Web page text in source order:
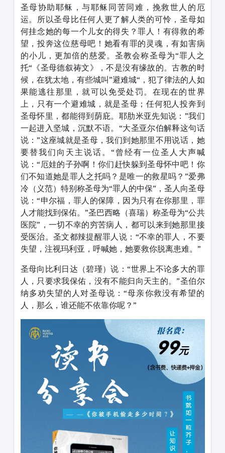
圣母协助耶稣，与耶稣同苦同难，挽救世人的厄
运。所以圣母比任何人更了解人类的可怜，圣母如
何挂念她的每一个儿女的得失？罪人！有得救的希
望，投奔这位慈母吧！她看有罪的灵魂，有如害病
的小儿，更加倍的慈爱。圣教会称圣母为“罪人之
托“《圣母德叙祷文》，不是没有缘故的。古教的时
候，在犹太地，有些城叫”避难城“，犯了律法的人如
果能逃往那里，就可以免受处罚。在现在的世界
上，只有一个避难城，就是圣母；任何犯人投奔到
圣母怀里，都能得到荫庇。耶肋米亚先知说：”我们
一起进入坚城，沉默不语。“大圣亚尔伯解释这句话
说：”这座城就是圣母，我们到她那里不用说话，她
要替我们向天主说话。“曾经有一位圣人大声喊
说：“厄娃的子孙啊！你们赶快躲到圣母怀中吧！你
们不知道她是罪人之托吗？是唯一的救星吗？”爱弗
冷（义范）特别称圣母为“罪人的中保”，圣人向圣母
说：“申尔福，罪人的保障，因为只有在你那里，罪
人才能找到保佑。”圣巴西略（喜瑞）称圣母为“公共
医院”，一切不幸的穷苦病人，都可以来到她那里接
受医治。圣文都辣提醒罪人说：“不幸的罪人，不要
失望，注视玛利亚，呼喊她，她要救你脱离患难。”
圣母向比利日达（碧瑾）说：“世界上不论多大的罪
人，只要求我保佑，没有不能归向天主的。”圣伯尔
纳多劝失望的人对圣母说：“母亲你救没有希望的
人，那么，谁还能不依靠你呢？”